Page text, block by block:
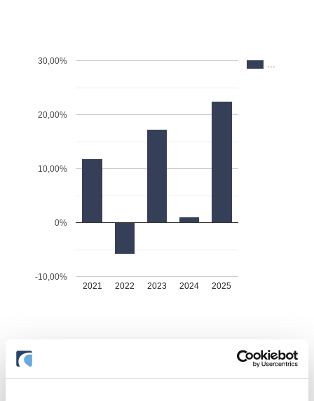
2021 2022 2023 2024 2025
-10,00%
0%
10,00%
20,00%
30,00%